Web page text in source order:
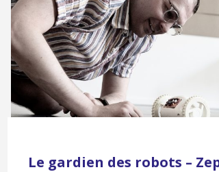
Le gardien des robots –